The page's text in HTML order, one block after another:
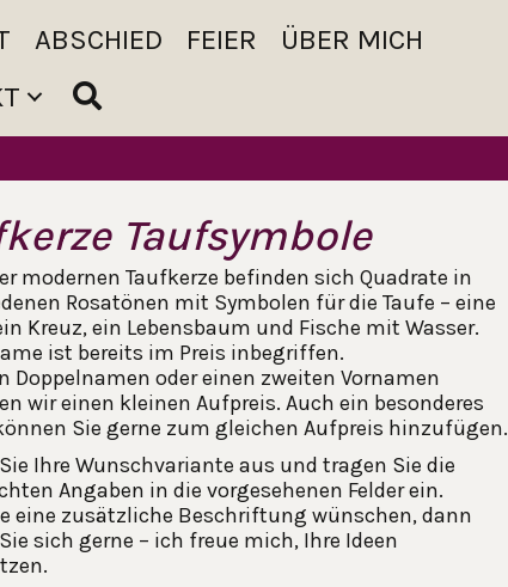
ABSCHIED FEIER
ÜBER MICH
Taufsymbole
modernen Taufkerze befinden sich Quadrate in
Rosatönen mit Symbolen für die Taufe – eine
Kreuz, ein Lebensbaum und Fische mit Wasser.
ist bereits im Preis inbegriffen.
Doppelnamen oder einen zweiten Vornamen
wir einen kleinen Aufpreis. Auch ein besonderes
Sie gerne zum gleichen Aufpreis hinzufügen.
Ihre Wunschvariante aus und tragen Sie die
Angaben in die vorgesehenen Felder ein.
eine zusätzliche Beschriftung wünschen, dann
sich gerne – ich freue mich, Ihre Ideen